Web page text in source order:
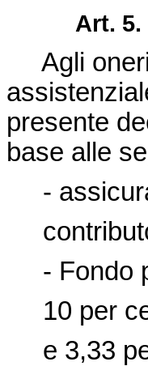
Art. 5.
Agli oneri
presente
base alle
-
- Fondo
10 per
e 3,33